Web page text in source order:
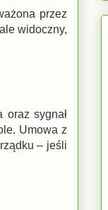
przez
widoczny,
oraz sygnał
Umowa z
– jeśli